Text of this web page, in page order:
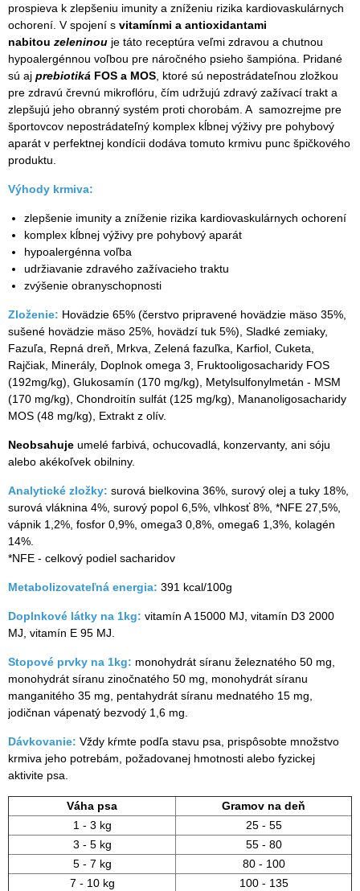
prospieva k zlepšeniu imunity a zníženiu rizika kardiovaskulárnych
ochorení. V spojení s vitamínmi a antioxidantami
nabitou zeleninou je táto receptúra veľmi zdravou a chutnou
hypoalergénnou voľbou pre náročného psieho šampióna. Pridané
sú aj prebiotiká FOS a MOS , ktoré sú nepostrádateľnou zložkou
pre zdravú črevnú mikroflóru, čím udržujú zdravý zažívací trakt a
zlepšujú jeho obranný systém proti chorobám. A samozrejme pre
športovcov nepostrádateľný komplex kĺbnej výživy pre pohybový
aparát v perfektnej kondícii dodáva tomuto krmivu punc špičkového
produktu.
Výhody krmiva:
zlepšenie imunity a zníženie rizika kardiovaskulárnych ochorení
komplex kĺbnej výživy pre pohybový aparát
hypoalergénna voľba
udržiavanie zdravého zažívacieho traktu
zvýšenie obranyschopnosti
Zloženie: Hovädzie 65% (čerstvo pripravené hovädzie mäso 35%,
sušené hovädzie mäso 25%, hovädzí tuk 5%), Sladké zemiaky,
Fazuľa, Repná dreň, Mrkva, Zelená fazuľka, Karfiol, Cuketa,
Rajčiak, Minerály, Doplnok omega 3, Fruktooligosacharidy FOS
(192mg/kg), Glukosamín (170 mg/kg), Metylsulfonylmetán - MSM
(170 mg/kg), Chondroitín sulfát (125 mg/kg), Mananoligosacharidy
MOS (48 mg/kg), Extrakt z olív.
Neobsahuje umelé farbivá, ochucovadlá, konzervanty, ani sóju
alebo akékoľvek obilniny.
Analytické zložky: surová bielkovina 36%, surový olej a tuky 18%,
surová vláknina 4%, surový popol 6,5%, vlhkosť 8%, *NFE 27,5%,
vápnik 1,2%, fosfor 0,9%, omega3 0,8%, omega6 1,3%, kolagén
14%.
*NFE - celkový podiel sacharidov
Metabolizovateľná energia: 391 kcal/100g
Doplnkové látky na 1kg: vitamín A 15000 MJ, vitamín D3 2000
MJ, vitamín E 95 MJ.
Stopové prvky na 1kg: monohydrát síranu železnatého 50 mg,
monohydrát síranu zinočnatého 50 mg, monohydrát síranu
manganitého 35 mg, pentahydrát síranu mednatého 15 mg,
jodičnan vápenatý bezvodý 1,6 mg.
Dávkovanie: Vždy kŕmte podľa stavu psa, prispôsobte množstvo
krmiva jeho potrebám, požadovanej hmotnosti alebo fyzickej
aktivite psa.
Váha psa
Gramov na deň
1 - 3 kg
25 - 55
3 - 5 kg
55 - 80
5 - 7 kg
80 - 100
7 - 10 kg
100 - 135